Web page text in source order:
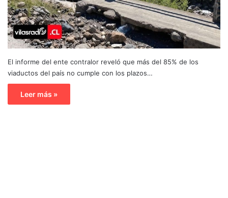
El informe del ente contralor reveló que más del 85% de los
viaductos del país no cumple con los plazos…
Leer más »